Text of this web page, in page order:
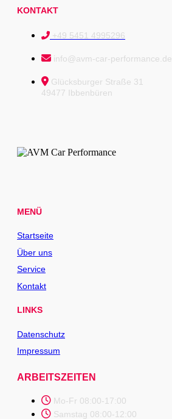
KONTAKT
+49 5451 4995296
info@avm-car-performance.de
Glücksburger Straße 31
49477 Ibbenbüren
MENÜ
Startseite
Über uns
Service
Kontakt
LINKS
Datenschutz
Impressum
ARBEITSZEITEN
Mo-Fr 08:00-17:00
Samstag 08:00-12:00